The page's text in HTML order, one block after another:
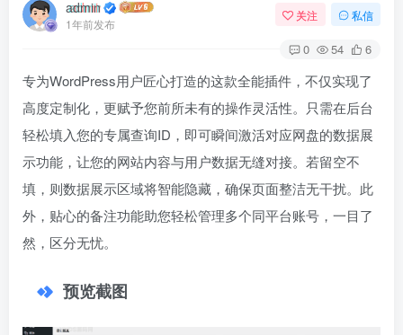
admin
1年前发布
关注 私信
0 54 6
专为WordPress用户匠心打造的这款全能插件，不仅实现了
高度定制化，更赋予您前所未有的操作灵活性。只需在后台
轻松填入您的专属查询ID，即可瞬间激活对应网盘的数据展
示功能，让您的网站内容与用户数据无缝对接。若留空不
填，则数据展示区域将智能隐藏，确保页面整洁无干扰。此
外，贴心的备注功能助您轻松管理多个同平台账号，一目了
然，区分无忧。
预览截图